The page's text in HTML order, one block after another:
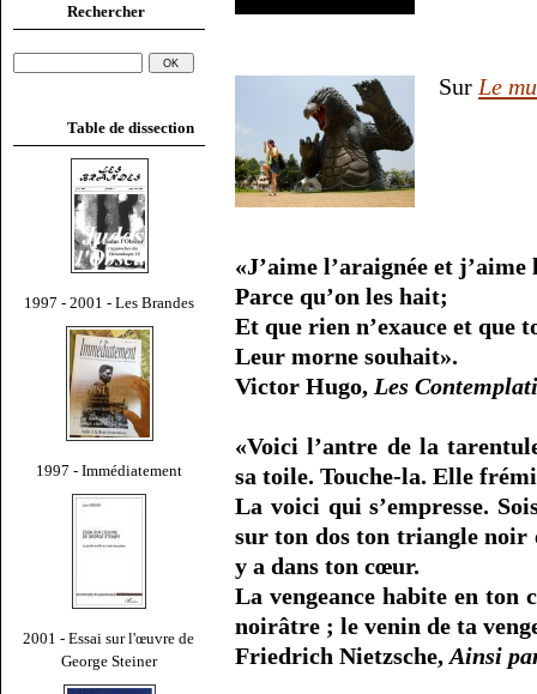
Rechercher
Table de dissection
1997 - 2001 - Les Brandes
1997 - Immédiatement
2001 - Essai sur l'œuvre de
George Steiner
Sur Le
«J’aime l’araignée et j’aime
Parce qu’on les hait;
Et que rien n’exauce et que
Leur morne souhait».
Victor Hugo, Les
«Voici l’antre de la
sa toile. Touche-la. Elle
La voici qui s’empresse.
sur ton dos ton triangle noir
y a dans ton cœur.
La vengeance habite en
noirâtre ; le venin de ta
Friedrich Nietzsche, Ainsi